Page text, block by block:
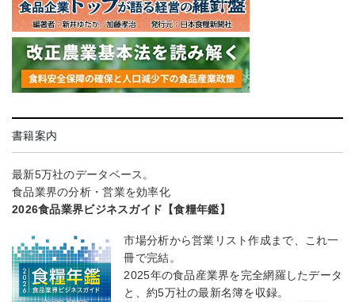
書籍案内
最新5万社のデータベース。
食品業界の分析・営業を効率化
2026食品業界ビジネスガイド【食糧年鑑】
市場分析から営業リスト作成まで、これ一
冊で完結。
2025年の食品産業界を完全網羅したデータ
と、約5万社の最新名簿を収録。